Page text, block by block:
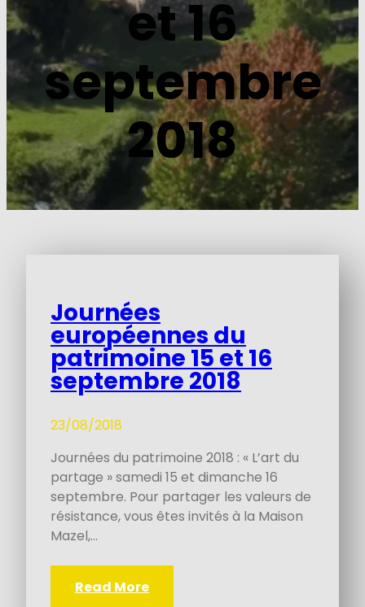
et 16
septembre
2018
Journées
européennes du
patrimoine 15 et 16
septembre 2018
23/08/2018
Journées du patrimoine 2018 : « L’art du
partage » samedi 15 et dimanche 16
septembre. Pour partager les valeurs de
résistance, vous êtes invités à la Maison
Mazel,…
Read More